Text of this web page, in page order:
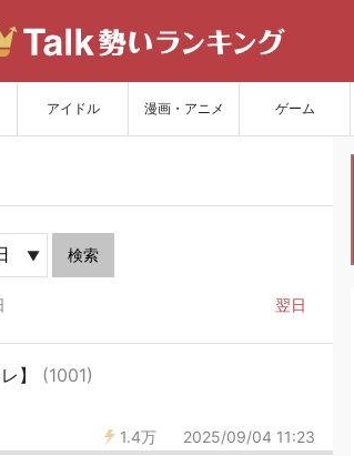
アイドル 漫画・アニメ ゲーム
検索
翌日
】 (1001)
1.4万 2025/09/04 11:23